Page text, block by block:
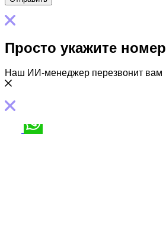
Просто укажите номер
Наш ИИ-менеджер перезвонит вам